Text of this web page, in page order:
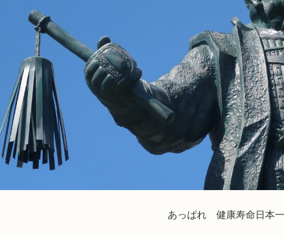
あっぱれ 健康寿命日本一